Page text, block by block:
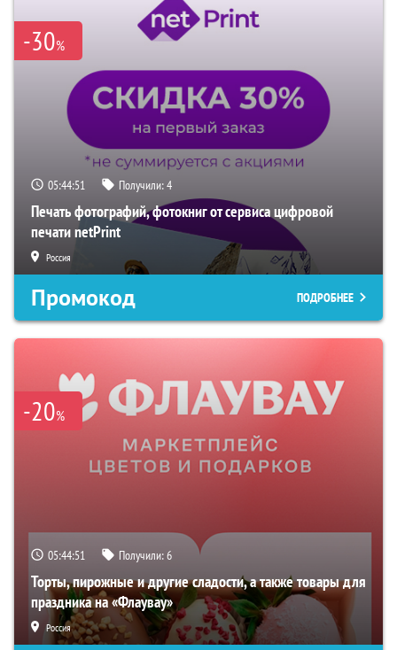
-30%
05:44:50 Получили:4
Печать фотографий, фотокниг от сервиса цифровой
печати netPrint
Россия
Промокод ПОДРОБНЕЕ
-20%
05:44:50 Получили:6
Торты, пирожные и другие сладости, а также товары для
праздника на «Флаувау»
Россия